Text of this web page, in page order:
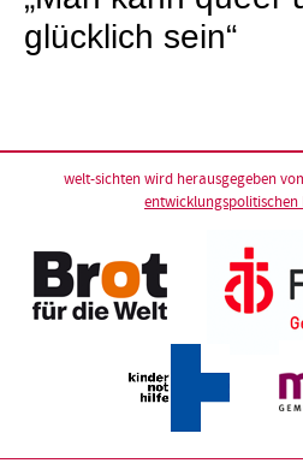
glücklich sein“
welt-sichten wird herausgegeben
entwicklungspolitischen